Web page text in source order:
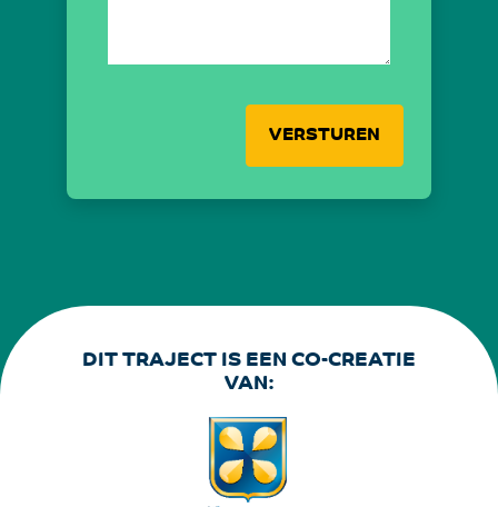
VERSTUREN
DIT TRAJECT IS EEN CO-CREATIE
VAN: